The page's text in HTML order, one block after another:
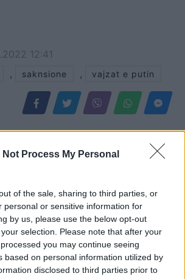
Not Process My Personal
of the sale, sharing to third parties, or
personal or sensitive information for
by us, please use the below opt-out
selection. Please note that after your
you may continue seeing
based on personal information utilized by
disclosed to third parties prior to
12:41
, saknsione , vajzat e putin
prek
fluturime
Turqia vendos kufizime
për disa anije drejt Detit të